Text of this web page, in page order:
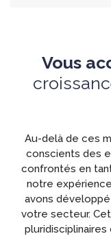
Vous
Au-delà de ces
conscients des
confrontés en
notre
avons
votre secteur.